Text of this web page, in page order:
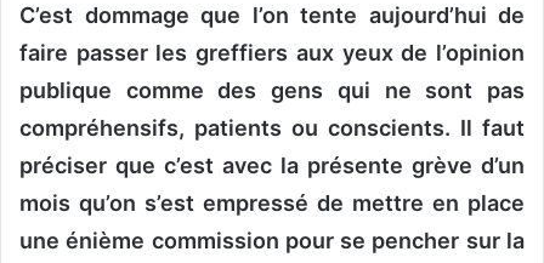
C’est dommage que l’on tente aujourd’hui de
faire passer les greffiers aux yeux de l’opinion
publique comme des gens qui ne sont pas
compréhensifs, patients ou conscients. Il faut
préciser que c’est avec la présente grève d’un
mois qu’on s’est empressé de mettre en place
une énième commission pour se pencher sur la